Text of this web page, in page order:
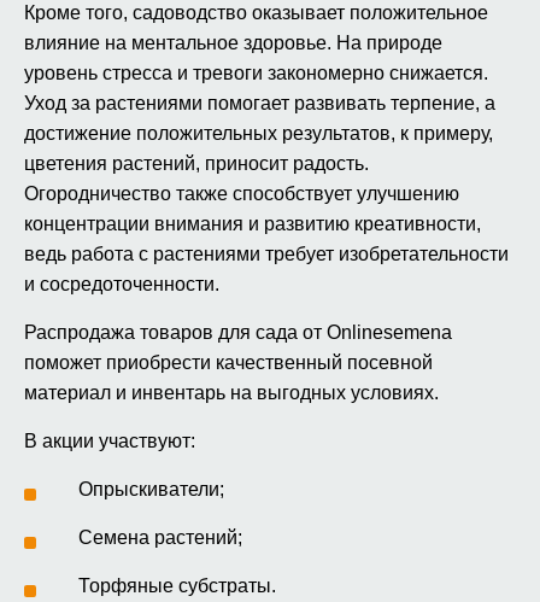
Кроме того, садоводство оказывает положительное
влияние на ментальное здоровье. На природе
уровень стресса и тревоги закономерно снижается.
Уход за растениями помогает развивать терпение, а
достижение положительных результатов, к примеру,
цветения растений, приносит радость.
Огородничество также способствует улучшению
концентрации внимания и развитию креативности,
ведь работа с растениями требует изобретательности
и сосредоточенности.
Распродажа товаров для сада от Onlinesemena
поможет приобрести качественный посевной
материал и инвентарь на выгодных условиях.
В акции участвуют:
Опрыскиватели;
Семена растений;
Торфяные субстраты.